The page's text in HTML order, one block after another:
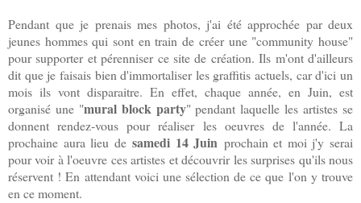
Pendant que je prenais mes photos, j'ai été approchée par deux
jeunes hommes qui sont en train de créer une "community house"
pour supporter et pérenniser ce site de création. Ils m'ont d'ailleurs
dit que je faisais bien d'immortaliser les graffitis actuels, car d'ici un
mois ils vont disparaitre. En effet, chaque année, en Juin, est
organisé une "mural block party" pendant laquelle les artistes se
donnent rendez-vous pour réaliser les oeuvres de l'année. La
prochaine aura lieu desamedi 14 Juin prochain et moi j'y serai
pour voir à l'oeuvre ces artistes et découvrir les surprises qu'ils nous
réservent ! En attendant voici une sélection de ce que l'on y trouve
en ce moment.